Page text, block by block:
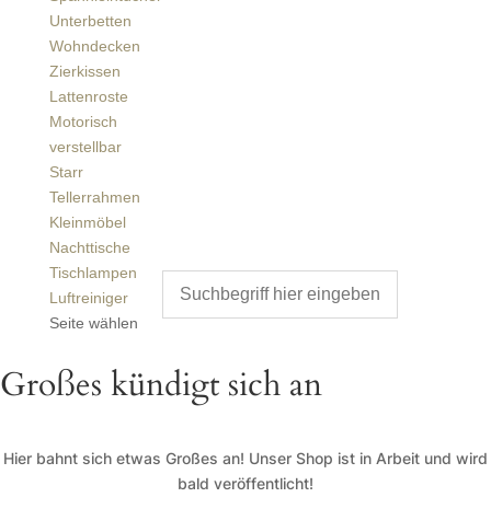
Unterbetten
Wohndecken
Zierkissen
Lattenroste
Motorisch
verstellbar
Starr
Tellerrahmen
Kleinmöbel
Nachttische
Tischlampen
Luftreiniger
Seite wählen
Großes kündigt sich an
Hier bahnt sich etwas Großes an! Unser Shop ist in Arbeit und wird
bald veröffentlicht!